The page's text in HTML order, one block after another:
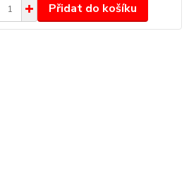
Přidat do košíku